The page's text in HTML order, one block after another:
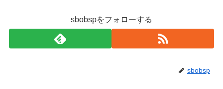
sbobspをフォローする
sbobsp